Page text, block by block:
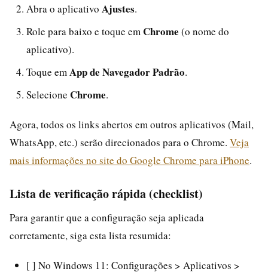
Abra o aplicativo Ajustes.
Role para baixo e toque em Chrome (o nome do
aplicativo).
Toque em App de Navegador Padrão.
Selecione Chrome.
Agora, todos os links abertos em outros aplicativos (Mail,
WhatsApp, etc.) serão direcionados para o Chrome. Veja
mais informações no site do Google Chrome para iPhone.
Lista de verificação rápida (checklist)
Para garantir que a configuração seja aplicada
corretamente, siga esta lista resumida:
[ ] No Windows 11: Configurações > Aplicativos >